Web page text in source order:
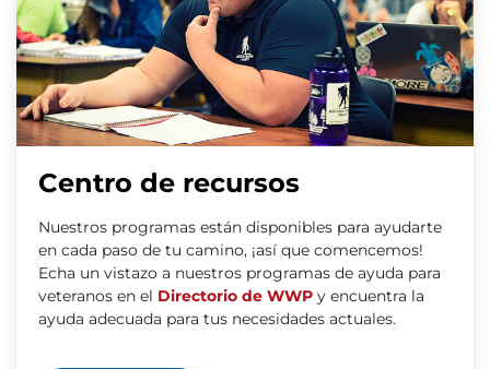
Centro de recursos
Nuestros programas están disponibles para ayudarte
en cada paso de tu camino, ¡así que comencemos!
Echa un vistazo a nuestros programas de ayuda para
veteranos en el Directorio de WWP y encuentra la
ayuda adecuada para tus necesidades actuales.